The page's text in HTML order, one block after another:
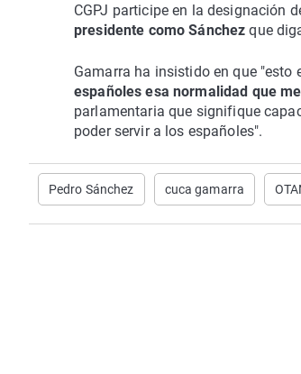
CGPJ participe en la designación
presidente como Sánchez que
Gamarra ha insistido en que "esto
españoles esa normalidad que
parlamentaria que signifique
poder servir a los españoles".
Pedro Sánchez cuca gamarra